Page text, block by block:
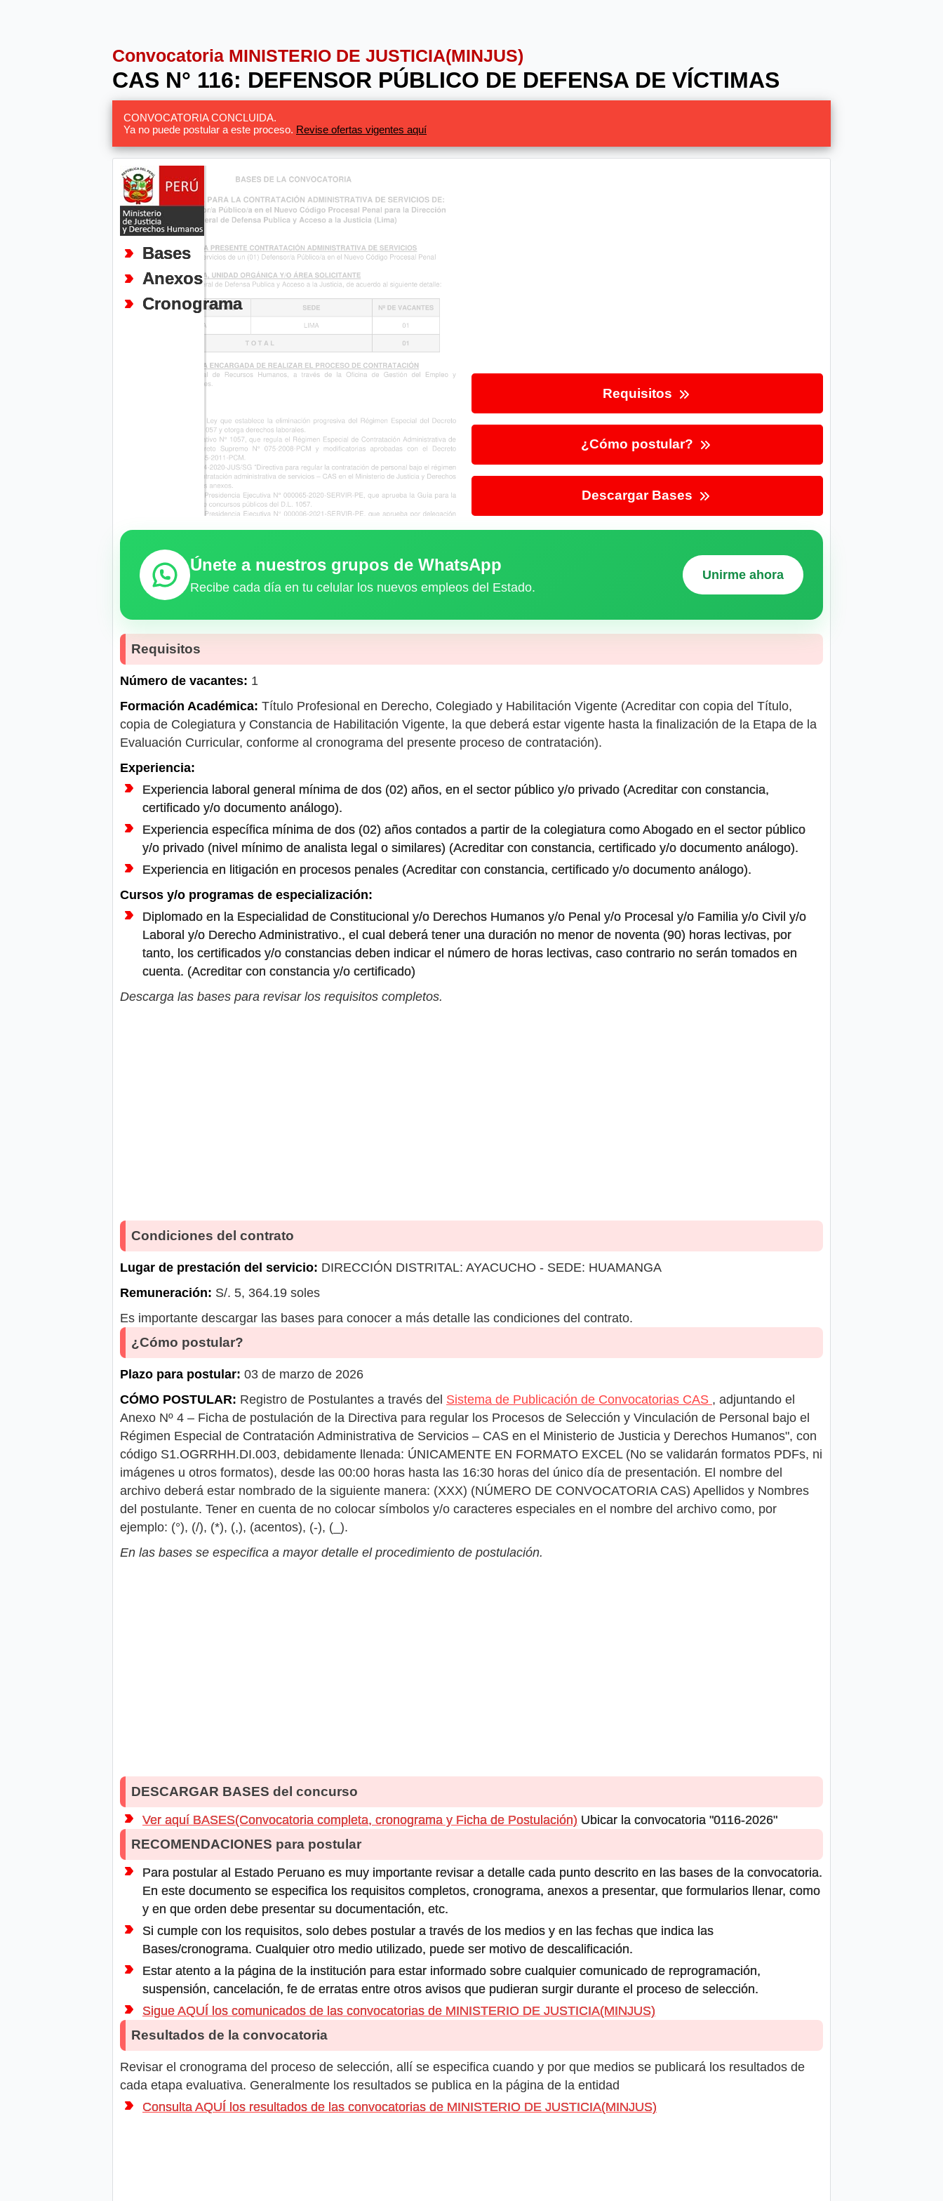
Convocatoria MINISTERIO DE JUSTICIA(MINJUS)
CAS N° 116: DEFENSOR PÚBLICO DE DEFENSA DE VÍCTIMAS
CONVOCATORIA CONCLUIDA.
Ya no puede postular a este proceso. Revise ofertas vigentes aquí
Bases
Anexos
Cronograma
Requisitos
¿Cómo postular?
Descargar Bases
Únete a nuestros grupos de WhatsApp
Recibe cada día en tu celular los nuevos empleos del Estado.
Unirme ahora
Requisitos
Número de vacantes: 1
Formación Académica: Título Profesional en Derecho, Colegiado y Habilitación Vigente (Acreditar con copia del Título,
copia de Colegiatura y Constancia de Habilitación Vigente, la que deberá estar vigente hasta la finalización de la Etapa de la
Evaluación Curricular, conforme al cronograma del presente proceso de contratación).
Experiencia:
Experiencia laboral general mínima de dos (02) años, en el sector público y/o privado (Acreditar con constancia,
certificado y/o documento análogo).
Experiencia específica mínima de dos (02) años contados a partir de la colegiatura como Abogado en el sector público
y/o privado (nivel mínimo de analista legal o similares) (Acreditar con constancia, certificado y/o documento análogo).
Experiencia en litigación en procesos penales (Acreditar con constancia, certificado y/o documento análogo).
Cursos y/o programas de especialización:
Diplomado en la Especialidad de Constitucional y/o Derechos Humanos y/o Penal y/o Procesal y/o Familia y/o Civil y/o
Laboral y/o Derecho Administrativo., el cual deberá tener una duración no menor de noventa (90) horas lectivas, por
tanto, los certificados y/o constancias deben indicar el número de horas lectivas, caso contrario no serán tomados en
cuenta. (Acreditar con constancia y/o certificado)
Descarga las bases para revisar los requisitos completos.
Condiciones del contrato
Lugar de prestación del servicio: DIRECCIÓN DISTRITAL: AYACUCHO - SEDE: HUAMANGA
Remuneración: S/. 5, 364.19 soles
Es importante descargar las bases para conocer a más detalle las condiciones del contrato.
¿Cómo postular?
Plazo para postular: 03 de marzo de 2026
CÓMO POSTULAR: Registro de Postulantes a través del Sistema de Publicación de Convocatorias CAS , adjuntando el
Anexo Nº 4 – Ficha de postulación de la Directiva para regular los Procesos de Selección y Vinculación de Personal bajo el
Régimen Especial de Contratación Administrativa de Servicios – CAS en el Ministerio de Justicia y Derechos Humanos", con
código S1.OGRRHH.DI.003, debidamente llenada: ÚNICAMENTE EN FORMATO EXCEL (No se validarán formatos PDFs, ni
imágenes u otros formatos), desde las 00:00 horas hasta las 16:30 horas del único día de presentación. El nombre del
archivo deberá estar nombrado de la siguiente manera: (XXX) (NÚMERO DE CONVOCATORIA CAS) Apellidos y Nombres
del postulante. Tener en cuenta de no colocar símbolos y/o caracteres especiales en el nombre del archivo como, por
ejemplo: (°), (/), (*), (,), (acentos), (-), (_).
En las bases se especifica a mayor detalle el procedimiento de postulación.
DESCARGAR BASES del concurso
Ver aquí BASES(Convocatoria completa, cronograma y Ficha de Postulación) Ubicar la convocatoria "0116-2026"
RECOMENDACIONES para postular
Para postular al Estado Peruano es muy importante revisar a detalle cada punto descrito en las bases de la convocatoria.
En este documento se especifica los requisitos completos, cronograma, anexos a presentar, que formularios llenar, como
y en que orden debe presentar su documentación, etc.
Si cumple con los requisitos, solo debes postular a través de los medios y en las fechas que indica las
Bases/cronograma. Cualquier otro medio utilizado, puede ser motivo de descalificación.
Estar atento a la página de la institución para estar informado sobre cualquier comunicado de reprogramación,
suspensión, cancelación, fe de erratas entre otros avisos que pudieran surgir durante el proceso de selección.
Sigue AQUÍ los comunicados de las convocatorias de MINISTERIO DE JUSTICIA(MINJUS)
Resultados de la convocatoria
Revisar el cronograma del proceso de selección, allí se especifica cuando y por que medios se publicará los resultados de
cada etapa evaluativa. Generalmente los resultados se publica en la página de la entidad
Consulta AQUÍ los resultados de las convocatorias de MINISTERIO DE JUSTICIA(MINJUS)